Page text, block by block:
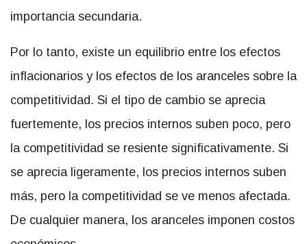
importancia secundaria.
Por lo tanto, existe un equilibrio entre los efectos
inflacionarios y los efectos de los aranceles sobre la
competitividad. Si el tipo de cambio se aprecia
fuertemente, los precios internos suben poco, pero
la competitividad se resiente significativamente. Si
se aprecia ligeramente, los precios internos suben
más, pero la competitividad se ve menos afectada.
De cualquier manera, los aranceles imponen costos